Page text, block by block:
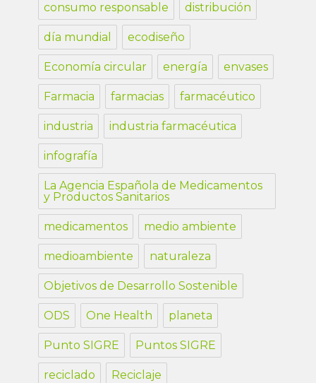
consumo responsable distribución
día mundial ecodiseño
Economía circular energía envases
Farmacia farmacias farmacéutico
industria industria farmacéutica
infografía
La Agencia Española de Medicamentos
y Productos Sanitarios
medicamentos medio ambiente
medioambiente naturaleza
Objetivos de Desarrollo Sostenible
ODS One Health planeta
Punto SIGRE Puntos SIGRE
reciclado Reciclaje